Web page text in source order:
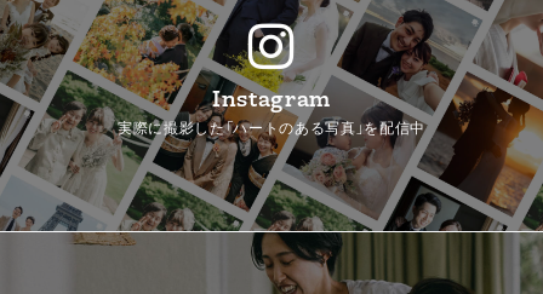
Instagram
実際に撮影した「ハートのある写真」を配信中